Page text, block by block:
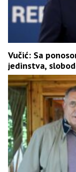
Vučić: Sa
jedinstva,